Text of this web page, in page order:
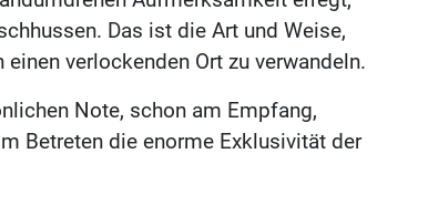
Das ist die Art und Weise,
verlockenden Ort zu verwandeln.
Note, schon am Empfang,
Betreten die enorme Exklusivität der